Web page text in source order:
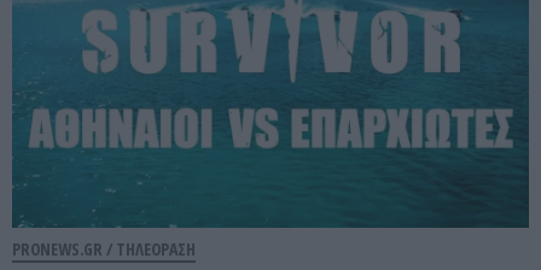
PRONEWS.GR / ΤΗΛΕΟΡΑΣΗ